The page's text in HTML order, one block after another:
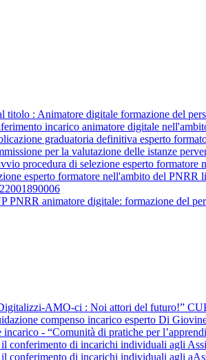
titolo : Animatore digitale formazione del
incarico animatore digitale
graduatoria definitiva esperto
per la valutazione delle istanze
procedura di selezione esperto
esperto formatore nell'ambito del PNRR
PNRR animatore digitale: formazione del
AMO-ci : Noi attori del futuro!”
compenso incarico esperto Di
incarico - “Comunità di pratiche per
il conferimento di incarichi individuali agli
il conferimento di incarichi individuali agli